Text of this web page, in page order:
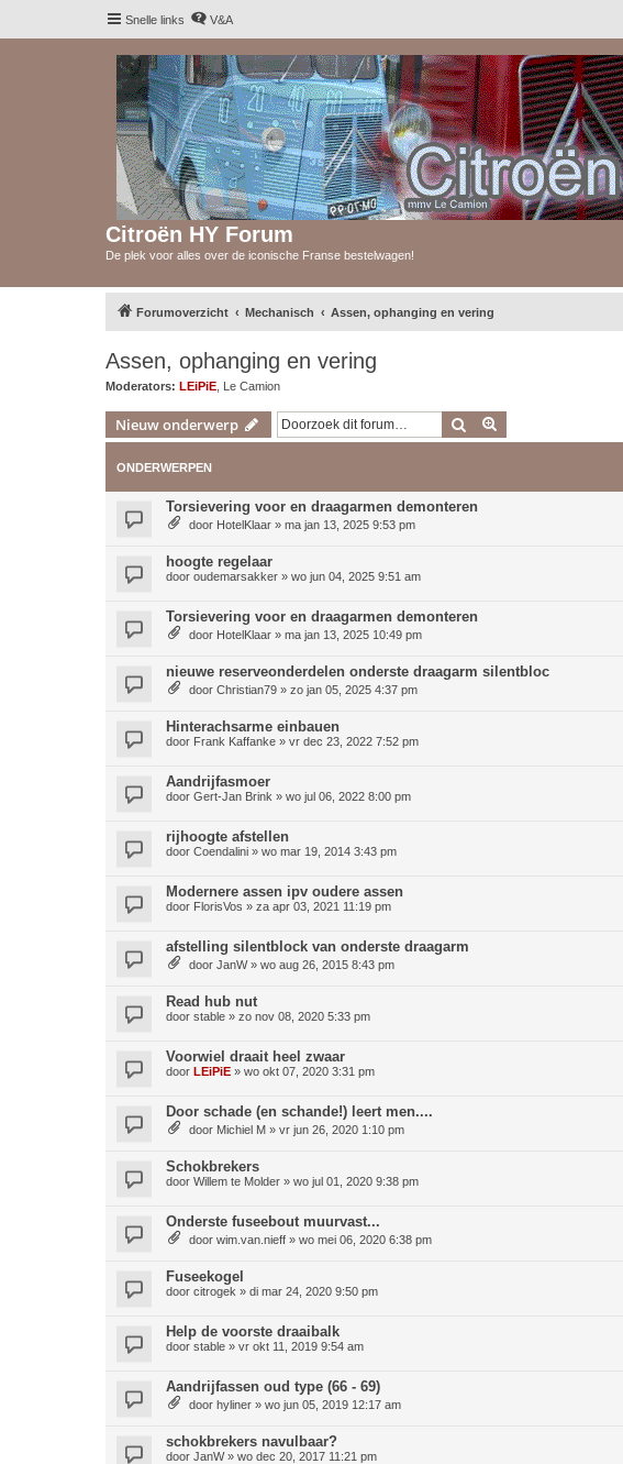
Snelle links V&A
Citroën HY Forum
De plek voor alles over de iconische Franse bestelwagen!
Forumoverzicht Mechanisch Assen, ophanging en vering
Assen, ophanging en vering
Moderators: LEiPiE Le Camion
Nieuw onderwerp Zoek
ONDERWERPEN
Torsievering voor en draagarmen demonteren
door HotelKlaar » ma jan 13, 2025 9:53 pm
hoogte regelaar
door oudemarsakker » wo jun 04, 2025 9:51 am
Torsievering voor en draagarmen demonteren
door HotelKlaar » ma jan 13, 2025 10:49 pm
nieuwe reserveonderdelen onderste draagarm silentbloc
door Christian79 » zo jan 05, 2025 4:37 pm
Hinterachsarme einbauen
door Frank Kaffanke » vr dec 23, 2022 7:52 pm
Aandrijfasmoer
door Gert-Jan Brink » wo jul 06, 2022 8:00 pm
rijhoogte afstellen
door Coendalini » wo mar 19, 2014 3:43 pm
Modernere assen ipv oudere assen
door FlorisVos » za apr 03, 2021 11:19 pm
afstelling silentblock van onderste draagarm
door JanW» wo aug 26, 2015 8:43 pm
Read hub nut
door stable » zo nov 08, 2020 5:33 pm
Voorwiel draait heel zwaar
door LEiPiE » wo okt 07, 2020 3:31 pm
Door schade (en schande!) leert men....
door Michiel M » vr jun 26, 2020 1:10 pm
Schokbrekers
door Willem te Molder » wo jul 01, 2020 9:38 pm
Onderste fuseebout muurvast...
door wim.van.nieff » wo mei 06, 2020 6:38 pm
Fuseekogel
door citrogek » di mar 24, 2020 9:50 pm
Help de voorste draaibalk
door stable » vr okt 11, 2019 9:54 am
Aandrijfassen oud type (66 - 69)
door hyliner » wo jun 05, 2019 12:17 am
schokbrekers navulbaar?
door JanW» wo dec 20, 2017 11:21 pm